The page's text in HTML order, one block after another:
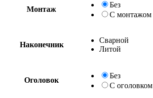
Монтаж
Без
С монтажом
Наконечник
Сварной
Литой
Оголовок
Без
С оголовком